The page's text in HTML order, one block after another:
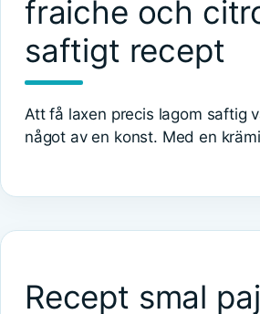
fraiche och
saftigt recept
Att få laxen precis lagom saftig
något av en konst. Med en
Recept smal